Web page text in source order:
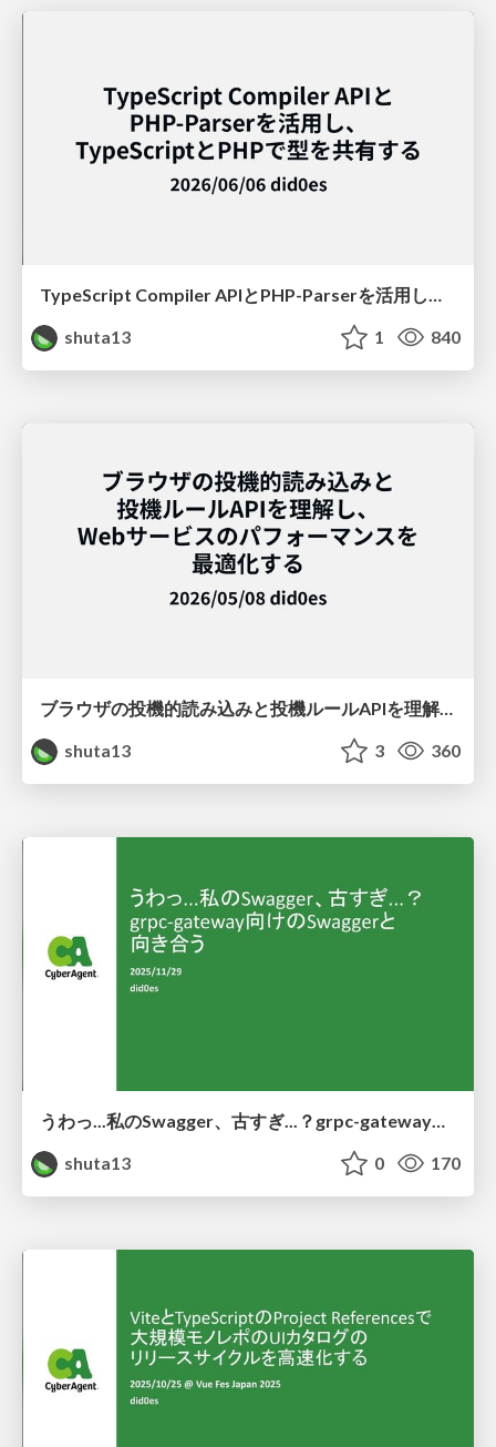
TypeScript Compiler APIとPHP-Parserを活用し、TypeScriptとPHPで型を共有する
shuta13
1 840
ブラウザの投機的読み込みと投機ルールAPIを理解し、Webサービスのパフォーマンスを最適化する
shuta13
3 360
うわっ...私のSwagger、古すぎ...？grpc-gateway向けのSwaggerと向き合う
shuta13
0 170